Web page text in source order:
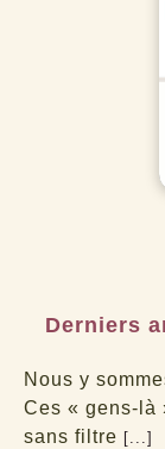
Derniers
Nous y
Ces « gens-là
sans filtre [...]